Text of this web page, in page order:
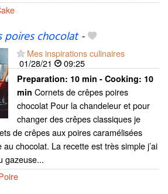
poires chocolat-
Mes inspirations culinaires
01/28/21
09:25
Preparation: 10 min - Cooking: 10
min Cornets de crêpes poires
chocolat Pour la chandeleur et pour
changer des crêpes classiques je
de crêpes aux poires caramélisées
chocolat. La recette est très simple j’ai
gazeuse...